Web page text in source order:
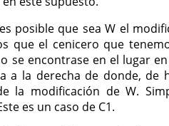
posible que sea W el
que el cenicero que
se encontrase en el lugar
a la derecha de donde, de
la modificación de W.
es un caso de C1.